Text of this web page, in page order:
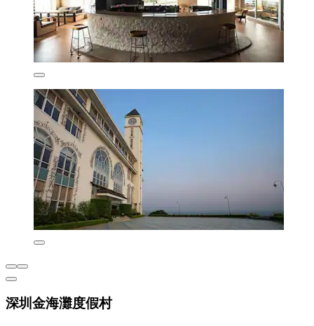
深圳金海灘度假村